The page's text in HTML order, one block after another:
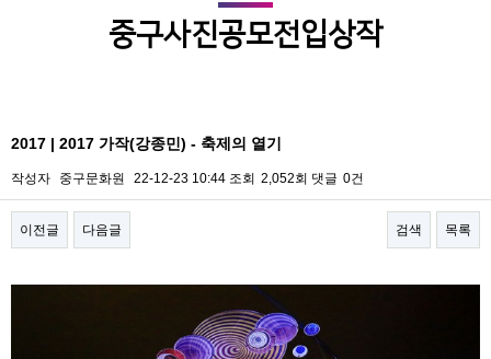
중구사진공모전입상작
2017 | 2017 가작(강종민) - 축제의 열기
작성자 중구문화원 22-12-23 10:44 조회 2,052회 댓글 0건
이전글 다음글 검색 목록
본문